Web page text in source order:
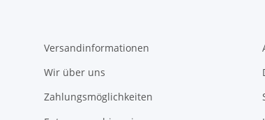
Versandinformationen
Wir über uns
Zahlungsmöglichkeiten